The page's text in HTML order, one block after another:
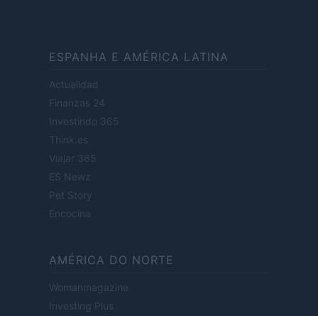
ESPANHA E AMÉRICA LATINA
Actualidad
Finanzas 24
Investindo 365
Think.es
Viajar 365
ES Newz
Pet Story
Encocina
AMÉRICA DO NORTE
Womanmagazine
Investing Plus